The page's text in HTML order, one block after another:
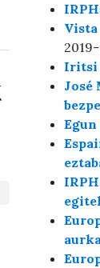
Iritsi
José